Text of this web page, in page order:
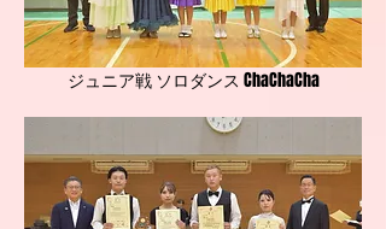
ジュニア戦 ソロダンス ChaChaCha